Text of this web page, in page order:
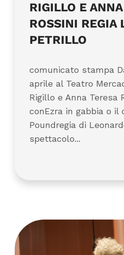
RIGILLO E
ROSSINI REGIA
PETRILLO
comunicato stampa
aprile al Teatro
Rigillo e Anna Teresa
conEzra in gabbia o il
Poundregia di
spettacolo...